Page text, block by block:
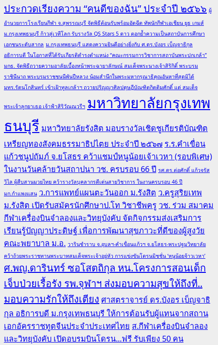
ประกวดเรียงความ “คนดีของฉัน” ประจำปี ๒๕๖๖ ผู้
อำนวยการโรงเรียนกีฬา จ.สุพรรณบุรี จัดพิธีต้อนรับพร้อมอัดฉีด ทัพนักกีฬาเอเชียน ยูธ เกมส์
ม.กรุงเทพธนบุรี ก้าวสู่เวทีโลก รับรางวัล QS Stars 5 ดาว ตอกย้ำความเป็นสถาบันการศึกษา
เอกชนระดับสากล ม.กรุงเทพธนบุรี แสดงความยินดีอย่างยิ่งกับ ศ.ดร.บังอร เบ็ญจาธิกุล
อธิการบดี ในโอกาสที่ได้รับเกียรติดำรงตำแหน่ง “คณะกรรมการวิชาการสถาบันพระปกเกล้า”
มกธ. จัดพิธีถวายความอาลัยเบื้องหน้าพระฉายาลักษณ์ สมเด็จพระนางเจ้าสิริกิติ์ พระบรม
ราชินีนาถ พระบรมราชชนนีพันปีหลวง น้อมสำนึกในพระมหากรุณาธิคุณอันหาที่สุดมิได้
มทร.รัตนโกสินทร์ เข้าเฝ้าทูลเกล้าฯ ถวายปริญญาศิลปดุษฎีบัณฑิตกิตติมศักดิ์ แด่ สมเด็จ
พระเจ้าลูกยาเธอ เจ้าฟ้าสิริวัณณวรีฯ มหาวิทยาลัยกรุงเทพ
ธนบุรี มหาวิทยาลัยรังสิต มอบรางวัลเชิดชูเกียรติบัณฑิต
เหรียญทองสังคมธรรมาธิปไตย ประจำปี ๒๕๖๗ ร.ร.คำเขื่อน
แก้วชนูปถัมภ์ จ.ยโสธร คว้าแชมป์หนูน้อยเจ้าเวหา (รอบพิเศษ)
ในงานวันคล้ายวันสถาปนา วช. ครบรอบ 66 ปี รศ.ดร.ต่อศักดิ์ แก้วจรัส
วิไล ผู้สืบสานมวยไทย คว้ารางวัลบุคลากรดีเด่นสายวิชาการ ในงานครบรอบ 46 ปี
มก.กำแพงแสน ว.การแพทย์แผนตะวันออก ม.รังสิต ว.ครูสุริยเทพ
ม.รังสิต เปิดรับสมัครนักศึกษาป.โท วิชาชีพครู วช. ร่วม สมาคม
กีฬาเครื่องบินจำลองและวิทยุบังคับ จัดกิจกรรมส่งเสริมการ
เรียนรู้ปัญญาประดิษฐ์ เพื่อการพัฒนาสุขภาวะที่ดีของผู้สูงวัย
คณะพยาบาล ม.อ. วารินชำราบ จ.อุบลฯ-คำเขื่อนแก้วฯ จ.ยโสธร-พระปฐมวิทยาลัย
คว้าถ้วยพระราชทานพระบาทสมเด็จพระเจ้าอยู่หัว การแข่งขันโดรนมิชชั่น ‘หนูน้อยจ้าวเวหา’
ศ.พญ.ดารินทร์ ซอโสตถิกุล หน.โครงการสอนเด็ก
เจ็บป่วยเรื้อรัง รพ.จุฬาฯ ส่งมอบความสุขให้ถึงที่..
มอบความรักให้ถึงเตียง ศาสตราจารย์ ดร.บังอร เบ็ญจาธิ
กุล อธิการบดี ม.กรุงเทพธนบุรี ให้การต้อนรับผู้แทนจากสถาน
เอกอัครราชทูตจีนประจำประเทศไทย ส.กีฬาเครื่องบินจำลอง
และวิทยุบังคับ เปิดอบรมบินโดรน...ฟรี รับเพียง 50 คน